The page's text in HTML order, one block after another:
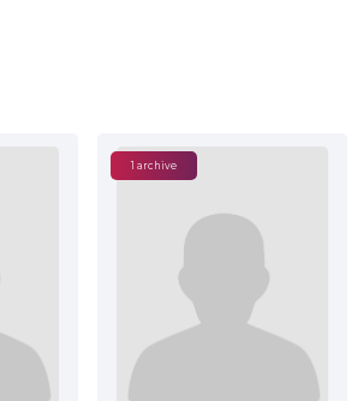
1 archive